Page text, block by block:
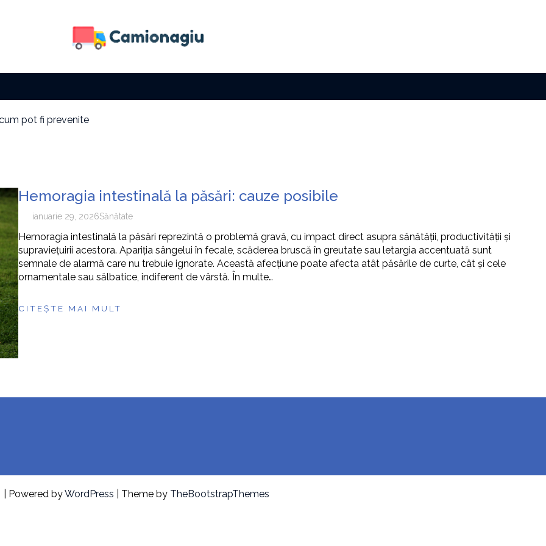
pot fi prevenite
factura la electricitate
pot fi prevenite
Hemoragia intestinală la păsări: cauze posibile
ianuarie 29, 2026Sănătate
Hemoragia intestinală la păsări reprezintă o problemă gravă, cu impact direct asupra sănătății, productivității și
supraviețuirii acestora. Apariția sângelui în fecale, scăderea bruscă în greutate sau letargia accentuată sunt
semnale de alarmă care nu trebuie ignorate. Această afecțiune poate afecta atât păsările de curte, cât și cele
ornamentale sau sălbatice, indiferent de vârstă. În multe…
CITEȘTE MAI MULT
| Powered byWordPress | Theme by TheBootstrapThemes